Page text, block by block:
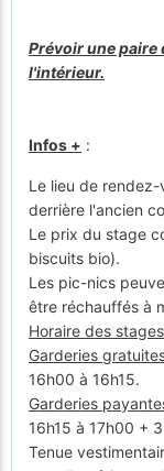
Prévoir une paire
l'intérieur.
Infos + :
Le lieu de rendez-
derrière l'ancien
Le prix du stage
biscuits bio).
Les pic-nics
être réchauffés à
Horaire des stages
Garderies
16h00 à 16h15.
Garderies
16h15 à 17h00 +
Tenue